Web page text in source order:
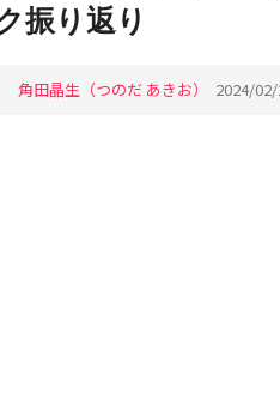
振り返り
角田晶生（つのだ あきお） 2024/